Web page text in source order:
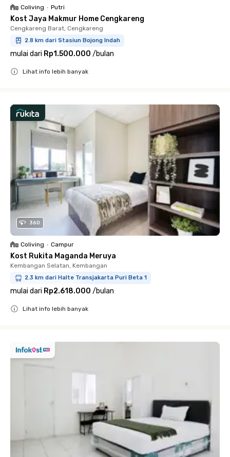
Coliving • Putri
Kost Jaya Makmur Home Cengkareng
Cengkareng Barat, Cengkareng
2.8 km dari Stasiun Bojong Indah
mulai dari Rp1.500.000 /bulan
Lihat info lebih banyak
360
Coliving • Campur
Kost Rukita Maganda Meruya
Kembangan Selatan, Kembangan
2.3 km dari Halte Transjakarta Puri Beta 1
mulai dari Rp2.618.000 /bulan
Lihat info lebih banyak